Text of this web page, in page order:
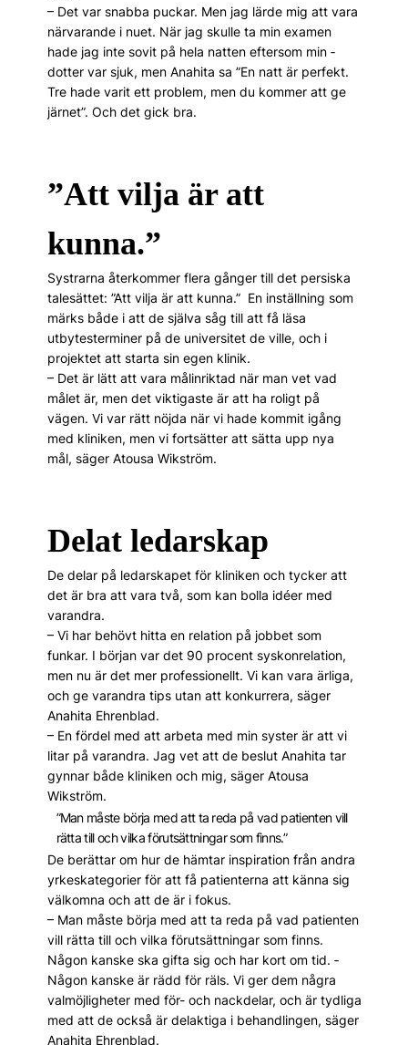
– Det var snabba puckar. Men jag lärde mig att vara
närvarande i nuet. När jag skulle ta min examen
hade jag inte sovit på hela natten eftersom min ­
dotter var sjuk, men Anahita sa ”En natt är perfekt.
Tre hade varit ett problem, men du kommer att ge
järnet”. Och det gick bra.
”Att vilja är att
kunna.”
Systrarna återkommer ­flera gånger till det persiska
talesättet: ”Att vilja är att kunna.” En inställning som
märks både i att de själva såg till att få läsa
utbytesterminer på de universitet de ville, och i
projektet att starta sin egen klinik.
– Det är lätt att vara målinriktad när man vet vad
målet är, men det viktigaste är att ha roligt på
vägen. Vi var rätt nöjda när vi hade kommit igång
med kliniken, men vi fortsätter att sätta upp nya
mål, säger Atousa Wikström.
Delat ledarskap
De delar på ledarskapet för kliniken och tycker att
det är bra att vara två, som kan bolla idéer med
varandra.
– Vi har behövt hitta en rela­tion på jobbet som
funkar. I början var det 90 procent syskonrelation,
men nu är det mer professionellt. Vi kan vara ärliga,
och ge varandra tips utan att konkurrera, säger
Anahita Ehren­blad.
– En fördel med att arbeta med min syster är att vi
litar på varandra. Jag vet att de beslut Anahita tar
gynnar både kliniken och mig, säger Atousa
Wikström.
”Man måste börja med att ta reda på vad patienten vill
rätta till och vilka förutsättningar som finns.”
De berättar om hur de hämtar inspiration från and­ra
yrkeskategorier för att få patienterna att känna sig
välkomna och att de är i fokus.
– Man måste börja med att ta reda på vad patienten
vill rätta till och vilka förutsättningar som finns.
Någon kanske ska gifta sig och har kort om tid. ­
Någon kanske är rädd för räls. Vi ger dem några
valmöjligheter med för- och nackdelar, och är tydliga
med att de också är delaktiga i behandlingen, säger
Anahita Ehrenblad.